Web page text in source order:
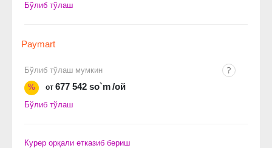
Бўлиб тўлаш
Paymart
Бўлиб тўлаш мумкин
%
от 677 542 so`m/ой
Бўлиб тўлаш
Курер орқали етказиб бериш